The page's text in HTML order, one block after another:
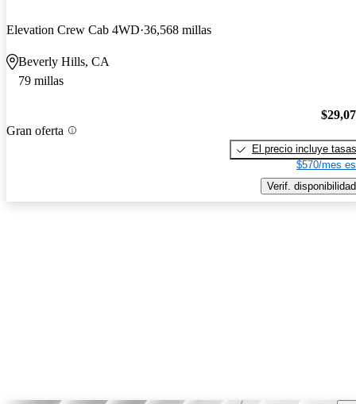
Elevation Crew Cab 4WD 36,568 millas
Beverly Hills, CA
79 millas
Gran oferta
El precio incluye tasas
$570/mes
Verif. disponibilidad